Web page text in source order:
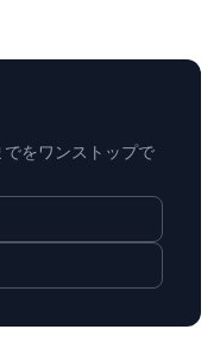
をワンストップで